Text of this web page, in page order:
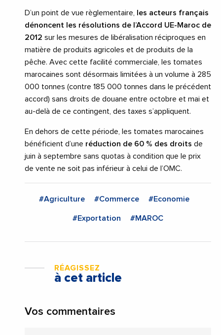
D’un point de vue règlementaire,
les acteurs français
dénoncent les résolutions de l’Accord UE-Maroc de
2012 sur les mesures de libéralisation réciproques en
matière de produits agricoles et de produits de la
pêche. Avec cette facilité commerciale, les tomates
marocaines sont désormais limitées à un volume à 285
000 tonnes (contre 185 000 tonnes dans le précédent
accord) sans droits de douane entre octobre et mai et
au-delà de ce contingent, des taxes s’appliquent.
En dehors de cette période, les tomates marocaines
bénéficient d’une réduction de 60 % des droits de
juin à septembre sans quotas à condition que le prix
de vente ne soit pas inférieur à celui de l’OMC.
#Agriculture #Commerce #Economie
#Exportation #MAROC
RÉAGISSEZ
à cet article
Vos commentaires